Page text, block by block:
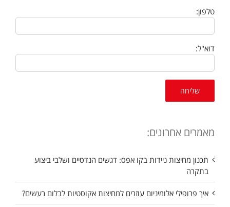
טלפון:
דוא"ל:
מאמרים אחרונים:
תכנון מחיצות ניידות בקו אפס: דגשים הנדסיים ושלבי ביצוע
בתקרה
איך פרופילי אלומיניום עוזרים למחיצות אקוסטיות לבלום רעשים?